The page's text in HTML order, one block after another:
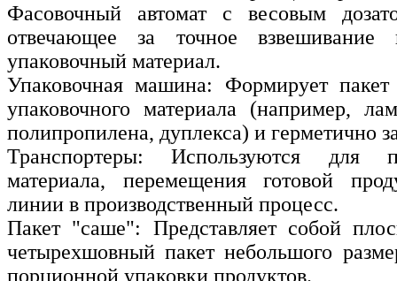
Фасовочный автомат с весовым
отвечающее за точное
упаковочный материал.
Упаковочная машина: Формирует
упаковочного материала (например,
полипропилена, дуплекса) и герметично
Транспортеры: Используются для
материала, перемещения готовой
линии в производственный процесс.
Пакет "саше": Представляет собой
четырехшовный пакет небольшого
порционной упаковки продуктов.